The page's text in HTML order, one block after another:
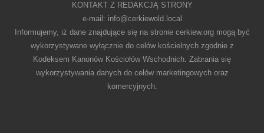
KONTAKT Z REDAKCJĄ STRONY
e-mail: info@cerkiewold.local
Informujemy, iż dane znajdujące się na stronie cerkiew.org mogą być
wykorzystywane wyłącznie do celów kościelnych zgodnie z
Kodeksem Kanonów Kościołów Wschodnich. Zabrania się
wykorzystywania danych do celów marketingowych oraz
komercyjnych.